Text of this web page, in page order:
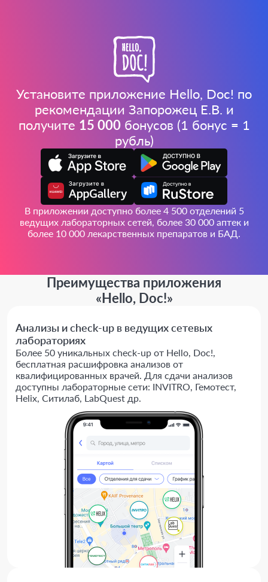
Установите приложение Hello, Doc! по
рекомендации Запорожец Е.В. и
получите 15 000бонусов (1 бонус = 1
рубль)
В приложении доступно более 4 500 отделений 5
ведущих лабораторных сетей, более 30 000 аптек и
более 10 000 лекарственных препаратов и БАД.
Преимущества приложения
«Hello, Doc!»
Анализы и check-up в ведущих сетевых
лабораториях
Более 50 уникальных check-up от Hello, Doc!,
бесплатная расшифровка анализов от
квалифицированных врачей. Для сдачи анализов
доступны лабораторные сети: INVITRO, Гемотест,
Helix, Ситилаб, LabQuest др.